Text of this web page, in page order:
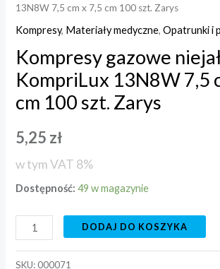
13N8W 7,5 cm x 7,5 cm 100 szt. Zarys
Kompresy, Materiały medyczne,Opatrunki i
Kompresy gazowe
KompriLux 13N8W 7,5
cm 100 szt. Zarys
5,25 zł
w tym VAT 8%
Dostępność: 49 w magazynie
DODAJ DO KOSZYKA
SKU:000071